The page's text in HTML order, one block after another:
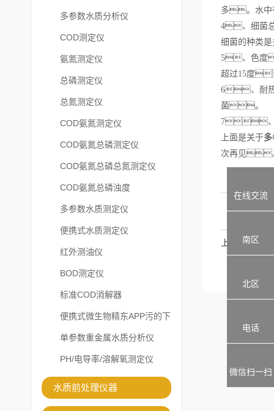
多参数水质分析仪
COD测定仪
氨氮测定仪
总磷测定仪
总氮测定仪
COD氨氮测定仪
COD氨氮总磷测定仪
COD氨氮总磷总氮测定仪
COD氨氮总磷浊度
多参数水质测定仪
便携式水质测定仪
红外测油仪
BOD测定仪
标准COD消解器
便携式微生物精东APP污的下
载安装
单参数重金属水质分析仪
PH/电导率/溶解氧测定仪
水质前处理仪器
多。水中
4、 细菌
细菌的种类
5、 色度
超过15度
6、 耐
菌。
7
上面是关于
次再见
上一篇
在线交流
南区
北区
电话
微信扫一扫